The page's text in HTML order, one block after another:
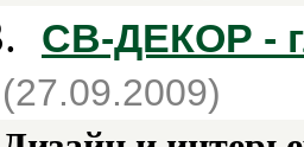
СВ-ДЕКОР -
(27.09.2009)